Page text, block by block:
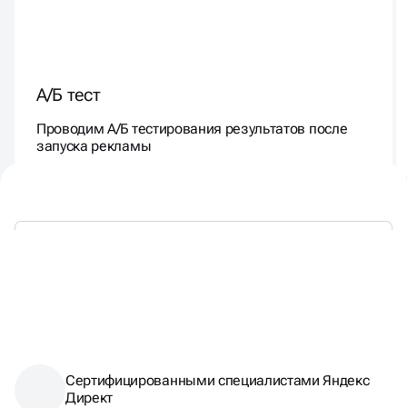
А/Б тест
Проводим А/Б тестирования результатов после
запуска рекламы
Сертифицированными специалистами Яндекс
Директ